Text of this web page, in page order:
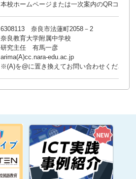
本校ホームページまたは一次案内のQRコード
6308113 奈良市法蓮町2058－2
奈良教育大学附属中学校
研究主任 有馬一彦
arima(A)cc.nara-edu.ac.jp
※(A)を@に置き換えてお問い合わせください